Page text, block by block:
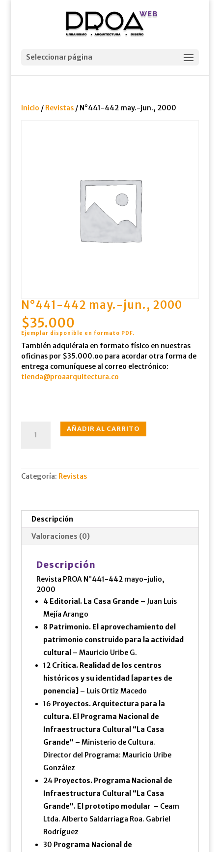
Seleccionar página
Inicio / Revistas/ N°441-442 may.-jun., 2000
N°441-442 may.-jun., 2000
$35.000
Ejemplar disponible en formato PDF.
También adquiérala en formato físico en nuestras
oficinas por $35.000.oo para acordar otra forma de
entrega comuníquese al correo electrónico:
tienda@proaarquitectura.co
442
2000
cantidad
AÑADIR AL CARRITO
Categoría: Revistas
Descripción
Valoraciones (0)
Descripción
Revista PROA N°441-442 mayo-julio,
2000
4 Editorial. La Casa Grande – Juan Luis
Mejía Arango
8 Patrimonio. El aprovechamiento del
patrimonio construido para la actividad
cultural – Mauricio Uribe G.
12 Crítica. Realidad de los centros
históricos y su identidad [apartes de
ponencia] – Luis Ortiz Macedo
16 Proyectos. Arquitectura para la
cultura. El Programa Nacional de
Infraestructura Cultural “La Casa
Grande” – Ministerio de Cultura.
Director del Programa: Mauricio Uribe
González
24 Proyectos. Programa Nacional de
Infraestructura Cultural “La Casa
Grande”. El prototipo modular – Ceam
Ltda. Alberto Saldarriaga Roa. Gabriel
Rodríguez
30 Programa Nacional de